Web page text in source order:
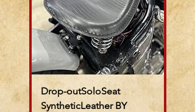
Drop-outSoloSeat
SyntheticLeather BY